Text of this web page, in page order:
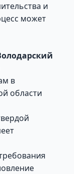
и
может
в
области